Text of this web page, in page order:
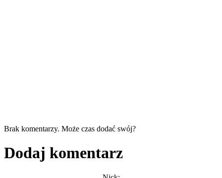
Brak komentarzy. Może czas dodać swój?
Dodaj komentarz